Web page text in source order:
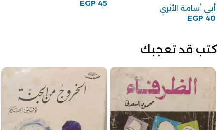
أبي أسامة الأثري
EGP 40
EGP 45
كتب قد تعجبك